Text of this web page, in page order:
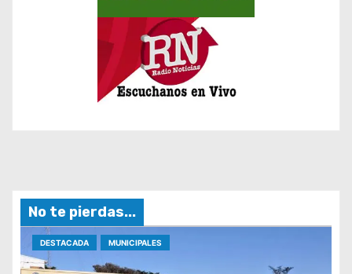
No te pierdas...
DESTACADA MUNICIPALES